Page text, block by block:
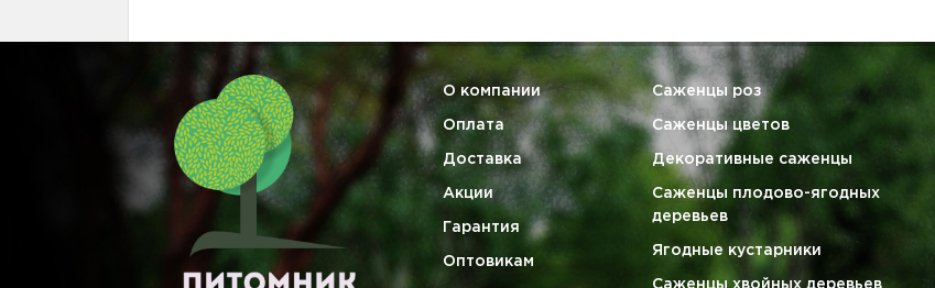
О компании
Оплата
Доставка
Акции
Гарантия
Оптовикам
Саженцы роз
Саженцы цветов
Декоративные саженцы
Саженцы плодово-ягодных
деревьев
Ягодные кустарники
Саженцы хвойных деревьев